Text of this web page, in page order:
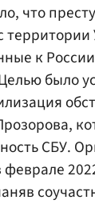
что
к
было
СБУ.